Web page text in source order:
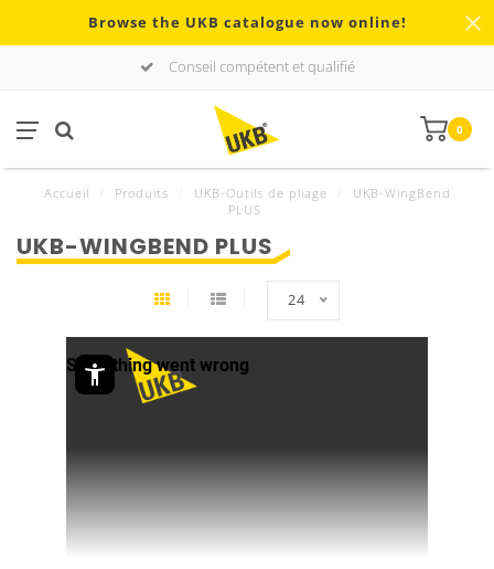
Browse the UKB catalogue now online!
Conseil compétent et qualifié
0
Accueil Produits UKB-Outils de pliage
UKB-WingBend
PLUS
UKB-WINGBEND PLUS
24